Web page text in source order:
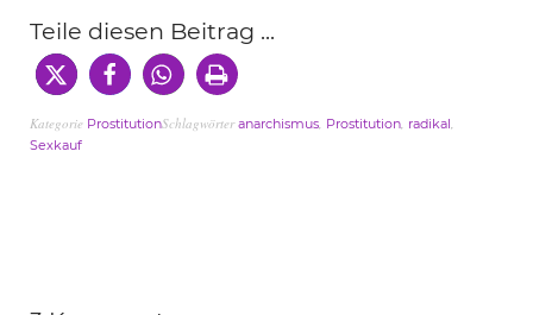
Teile diesen Beitrag ...
Kategorie ProstitutionSchlagwörteranarchismus, Prostitution, radikal,
Sexkauf